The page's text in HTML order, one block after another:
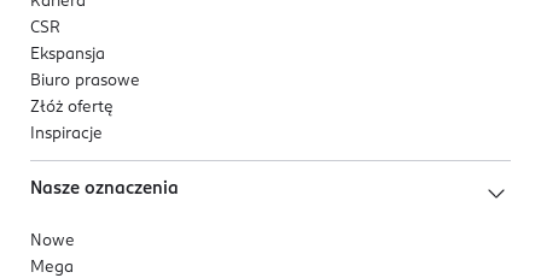
CSR
Ekspansja
Biuro prasowe
Złóż ofertę
Inspiracje
Nasze oznaczenia
Nowe
Mega